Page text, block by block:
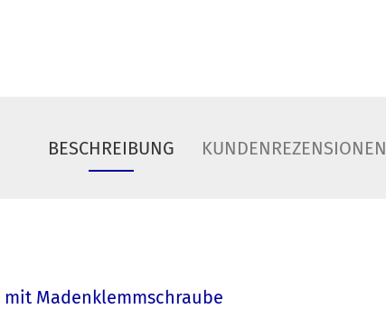
BESCHREIBUNG KUNDENREZENSIONEN
Madenklemmschraube